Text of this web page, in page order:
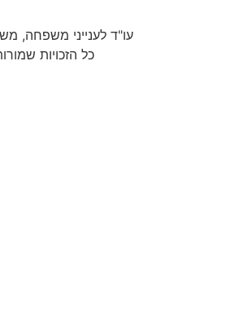
עו"ד לענייני משפחה,
כל הזכויות